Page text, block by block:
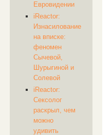
Евровидении
iReactor:
Изнасилование
на вписке:
феномен
Сычевой,
Шурыгиной и
Солевой
iReactor:
Сексолог
раскрыл, чем
можно
удивить